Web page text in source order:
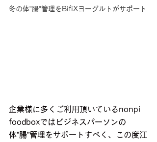
冬の体”腸”管理をBifiXヨーグルトがサポート
企業様に多くご利用頂いているnonpi
foodboxではビジネスパーソンの
体”腸”管理をサポートすべく、この度江